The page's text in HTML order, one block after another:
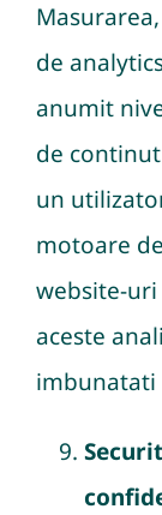
de
anumit
de
un
motoare
website-
aceste
imbunatati